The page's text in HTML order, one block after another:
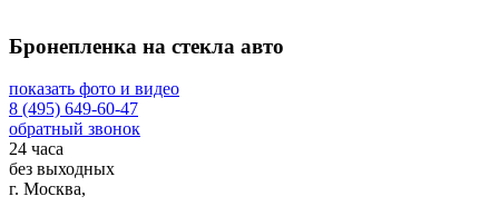
Бронепленка на стекла авто
показать фото и видео
8 (495) 649-60-47
обратный звонок
24 часа
без выходных
г. Москва,